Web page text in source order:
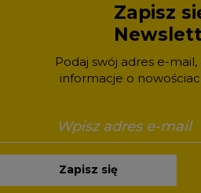
Zapisz
Podaj swój adres e-
informacje o
Zapisz się